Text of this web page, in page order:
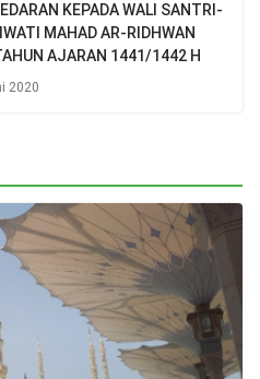
KEPADA WALI SANTRI-
MAHAD AR-RIDHWAN
AJARAN 1441/1442 H
2020